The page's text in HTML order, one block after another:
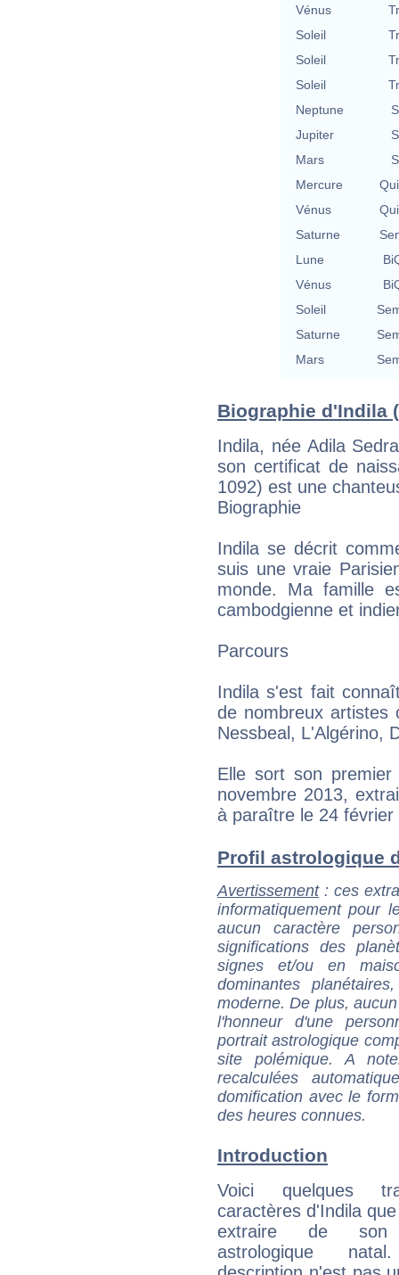
Vénus
Soleil
Soleil
Soleil
Neptune
Jupiter
Mars
Mercure
Vénus
Saturne
Lune
Vénus
Soleil
Saturne
Mars
Biographie d'Indila
Indila, née Adila
son certificat de
1092) est une
Biographie
Indila se décrit
suis une vraie
monde. Ma famille
cambodgienne et
Parcours
Indila s'est fait
de nombreux artistes
Nessbeal, L'Algérino,
Elle sort son
novembre 2013,
à paraître le 24 février
Profil astrologique
Avertissement: ces
informatiquement pour
aucun caractère
significations des
signes et/ou en
dominantes
moderne. De plus,
l'honneur d'une
portrait astrologique
site polémique. A
recalculées
domification avec le
des heures connues.
Introduction
Voici quelques
caractères d'Indila
extraire de son
astrologique